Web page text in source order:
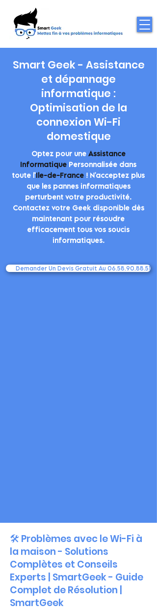
Smart Geek - Assistance
et dépannage
informatique :
Optimisation de la
connexion Wi-Fi
domestique
Optez pour une Assistance
Informatique Personnalisée dans
toute l'Ile-de-France ! N'acceptez plus
que les pannes informatiques
perturbent votre productivité.
Contactez votre Geek disponible dès
maintenant pour résoudre
efficacement tous vos soucis
informatiques.
Demander Un Devis Gratuit Au 06.58.90.88.51
🛠️ Problèmes avec le Wi-Fi à
la maison - Solutions
Complètes et Conseils
Experts | SmartGeek - Guide
Complet de Résolution |
SmartGeek